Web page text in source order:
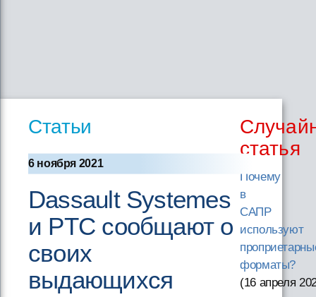
Статьи
6 ноября 2021
Dassault Systemes
и PTC сообщают о
своих
выдающихся
статья
Почему
в
САПР
используют
форматы?
(16 апреля